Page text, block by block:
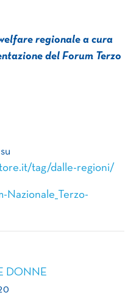
regionale a cura
del Forum Terzo
tag/dalle-regioni/
Nazionale_Terzo-
DONNE